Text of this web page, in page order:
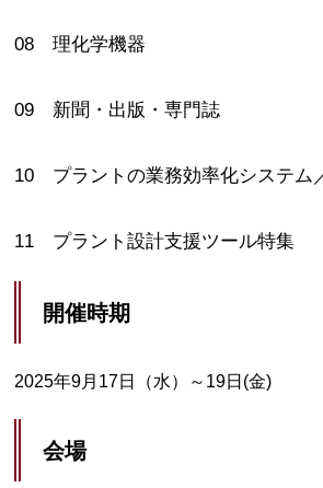
08 理化学機器
09 新聞・出版・専門誌
10 プラントの業務効率化システム
11 プラント設計支援ツール特集
開催時期
2025年9月17日（水）～19日(金)
会場